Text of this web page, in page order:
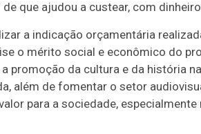
de que ajudou a custear, com
a indicação orçamentária
o mérito social e econômico do
da cultura e da história
além de fomentar o setor
para a sociedade,